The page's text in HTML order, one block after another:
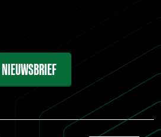
NIEUWSBRIEF